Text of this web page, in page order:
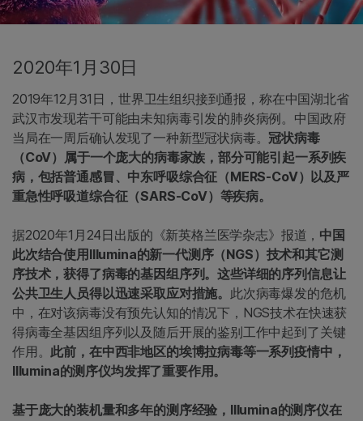
2020年1月30日
2019年12月31日，世界卫生组织接到通报，称在中国湖北省
武汉市发现若干可能由未知病毒引发的肺炎病例。中国政府
当局在一周后确认发现了一种新型冠状病毒。 冠状病毒
（CoV）属于一个庞大的病毒家族，部分可能引起一系列疾
病，包括普通感冒、中东呼吸综合征（MERS-CoV）以及严
重急性呼吸道综合征（SARS-CoV）等疾病。
据2020年1月24日出版的《新英格兰医学杂志》报道， 中国
此次结合使用Illumina的新一代测序（NGS）技术和其它测
序技术，获得了病毒的基因组序列。这些详细的序列信息让
公共卫生人员得以迅速采取应对措施。 此次病毒爆发的危机
中，在对该病毒没有预先认知的情况下，NGS技术在快速获
得病毒全基因组序列以及随后开展的鉴别工作中起到了关键
作用。此前，在中西非地区的埃博拉病毒等一系列疫情中，
Illumina的测序仪均发挥了重要作用。
基于庞大的装机量和多年的测序经验，Illumina的测序仪在